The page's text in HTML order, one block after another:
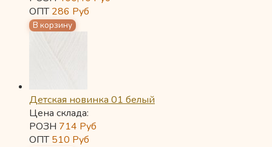
ОПТ286 Руб
Детская новинка 01 белый
Цена склада:
РОЗН 714 Руб
ОПТ510 Руб